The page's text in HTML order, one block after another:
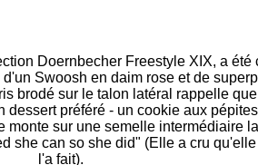
Doernbecher Freestyle XIX, a été
Swoosh en daim rose et de
brodé sur le talon latéral rappelle
préféré - un cookie aux
monte sur une semelle intermédiaire
she can so she did" (Elle a cru
l'a fait).